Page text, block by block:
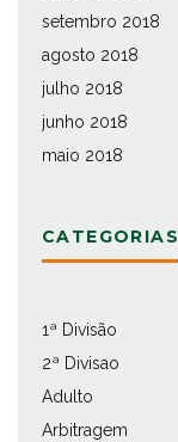
setembro 2018
agosto 2018
julho 2018
junho 2018
maio 2018
CATEGORIAS
1ª Divisão
2ª Divisao
Adulto
Arbitragem